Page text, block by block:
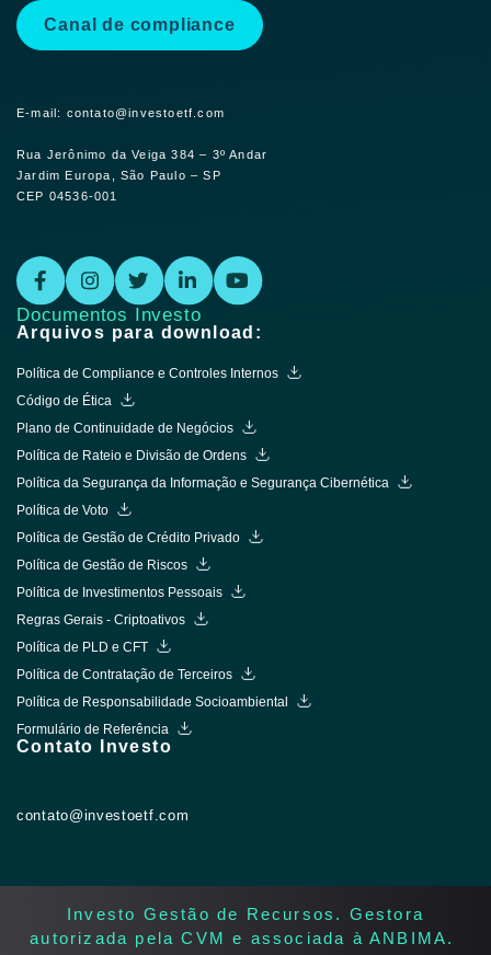
Canal de compliance
E-mail: contato@investoetf.com
Rua Jerônimo da Veiga 384 – 3º Andar
Jardim Europa, São Paulo – SP
CEP 04536-001
Documentos Investo
Arquivos para download:
Política de Compliance e Controles Internos
Código de Ética
Plano de Continuidade de Negócios
Política de Rateio e Divisão de Ordens
Política da Segurança da Informação e Segurança Cibernética
Política de Voto
Política de Gestão de Crédito Privado
Política de Gestão de Riscos
Política de Investimentos Pessoais
Regras Gerais - Criptoativos
Política de PLD e CFT
Política de Contratação de Terceiros
Política de Responsabilidade Socioambiental
Formulário de Referência
Contato Investo
contato@investoetf.com
Investo Gestão de Recursos. Gestora
autorizada pela CVM e associada à ANBIMA. ​